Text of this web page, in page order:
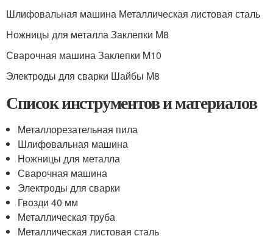
Шлифовальная машина Металлическая листовая сталь
Ножницы для металла Заклепки M8
Сварочная машина Заклепки M10
Электроды для сварки Шайбы M8
Список инструментов и материалов
Металлорезательная пила
Шлифовальная машина
Ножницы для металла
Сварочная машина
Электроды для сварки
Гвозди 40 мм
Металлическая труба
Металлическая листовая сталь